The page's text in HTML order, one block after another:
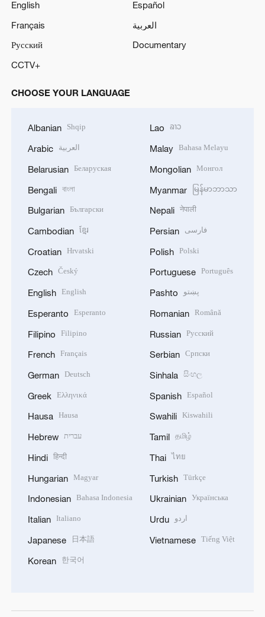
English
Español
Français
العربية
Русский
Documentary
CCTV+
CHOOSE YOUR LANGUAGE
Albanian Shqip
Arabic العربية
Belarusian Беларуская
Bengali বাংলা
Bulgarian Български
Cambodian ខ្មែរ
Croatian Hrvatski
Czech Český
English English
Esperanto Esperanto
Filipino Filipino
French Français
German Deutsch
Greek Ελληνικά
Hausa Hausa
Hebrew עברית
Hindi हिन्दी
Hungarian Magyar
Indonesian Bahasa Indonesia
Italian Italiano
Japanese 日本語
Korean 한국어
Lao ລາວ
Malay Bahasa Melayu
Mongolian Монгол
Myanmar မြန်မာဘာသာ
Nepali नेपाली
Persian فارسی
Polish Polski
Portuguese Português
Pashto پښتو
Romanian Română
Russian Русский
Serbian Српски
Sinhala සිංහල
Spanish Español
Swahili Kiswahili
Tamil தமிழ்
Thai ไทย
Turkish Türkçe
Ukrainian Українська
Urdu اردو
Vietnamese Tiếng Việt